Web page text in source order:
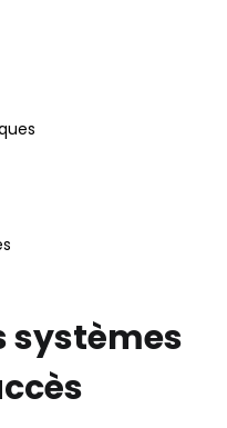
systèmes